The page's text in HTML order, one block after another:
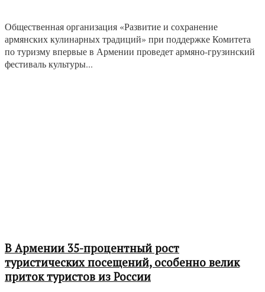
Общественная организация «Развитие и сохранение
армянских кулинарных традиций» при поддержке Комитета
по туризму впервые в Армении проведет армяно-грузинский
фестиваль культуры...
В Армении 35-процентный рост
туристических посещений, особенно велик
приток туристов из России